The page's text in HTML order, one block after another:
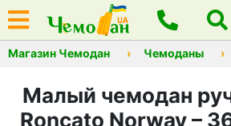
Магазин Чемодан Чемоданы
Малый чемодан
Roncato Norway –